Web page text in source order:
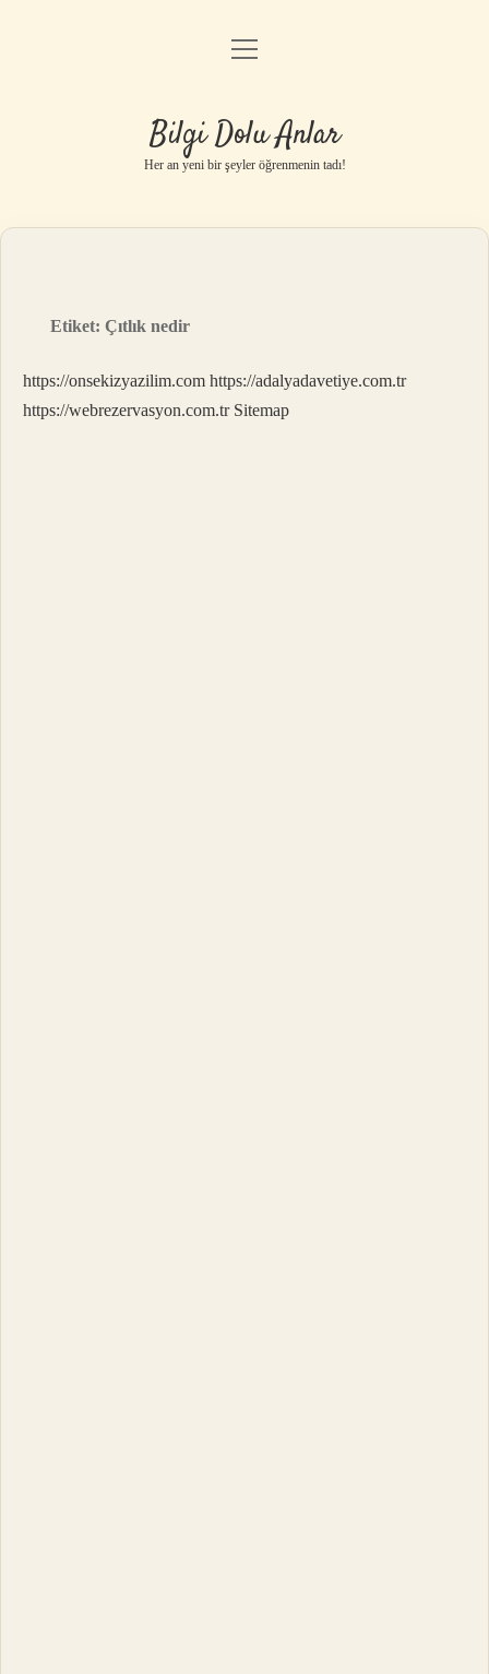
Anasayfa
Yasal Uyarı
menüyü
Bilgi Dolu Anlar
Her an yeni bir şeyler öğrenmenin tadı!
Etiket:Çıtlık nedir
https://onsekizyazilim.com https://adalyadavetiye.com.tr
https://webrezervasyon.com.tr Sitemap